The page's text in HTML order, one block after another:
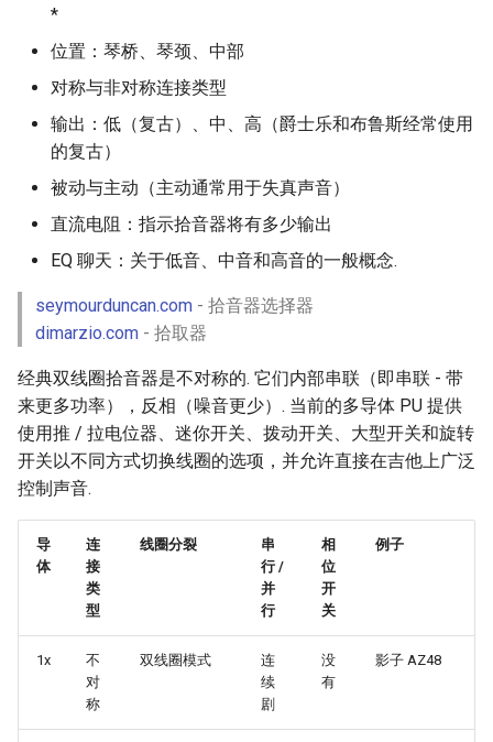
*
位置：琴桥、琴颈、中部
对称与非对称连接类型
输出：低（复古）、中、高（爵士乐和布鲁斯经常使用
的复古）
被动与主动（主动通常用于失真声音）
直流电阻：指示拾音器将有多少输出
EQ 聊天：关于低音、中音和高音的一般概念.
seymourduncan.com - 拾音器选择器
dimarzio.com - 拾取器
经典双线圈拾音器是不对称的. 它们内部串联（即串联 - 带
来更多功率），反相（噪音更少）. 当前的多导体 PU 提供
使用推 / 拉电位器、迷你开关、拨动开关、大型开关和旋转
开关以不同方式切换线圈的选项，并允许直接在吉他上广泛
控制声音.
导
体
连
接
类
型
线圈分裂
串
行 /
并
行
相
位
开
关
例子
1x
不
对
称
双线圈模式
连
续
剧
没
有
影子 AZ48